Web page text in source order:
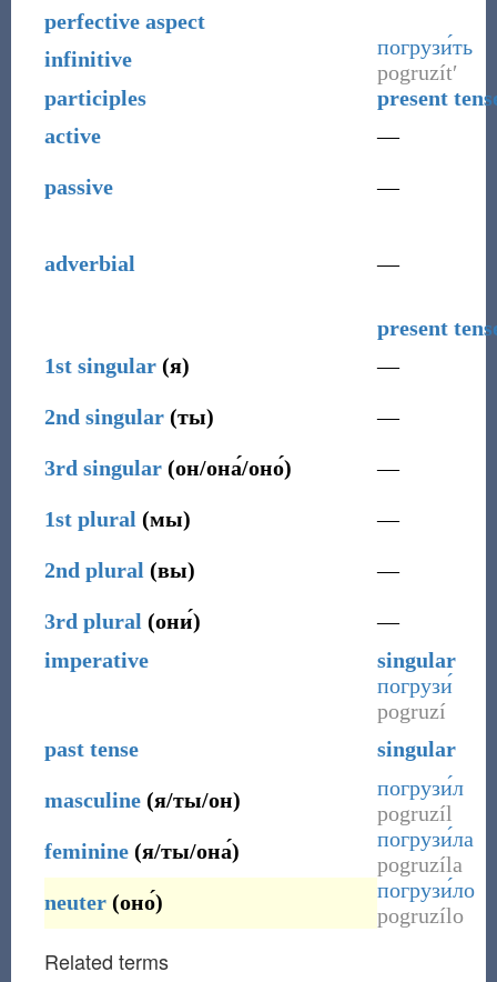
perfective aspect
infinitive
погрузи́ть
pogruzítʹ
participles
present
active
—
passive —
adverbial —
present
1st singular(я) —
2nd singular(ты) —
3rd singular(он/она́/оно́) —
1st plural (мы) —
2nd plural (вы) —
3rd plural (они́)
—
imperative
singular
погрузи́
pogruzí
past tense
singular
masculine(я/ты/он)
погрузи́л
pogruzíl
feminine(я/ты/она́)
погрузи́ла
pogruzíla
neuter(оно́)
погрузи́ло
pogruzílo
Related terms